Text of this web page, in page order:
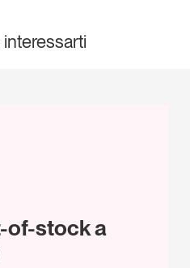
of-stock a